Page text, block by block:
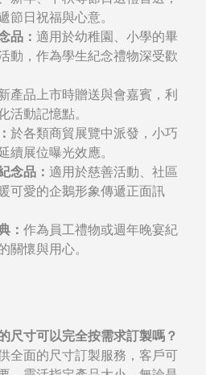
日祝福與心意。
品： 適用於幼稚園、小學的畢
動，作為學生紀念禮物深受歡
產品上市時贈送與會嘉賓，利
活動記憶點。
於各類商貿展覽中派發，小巧
展位曝光效應。
念品： 適用於慈善活動、社區
可愛的企鵝形象傳遞正面訊
： 作為員工禮物或週年晚宴紀
懷與用心。
尺寸可以完全按需求訂製嗎？
全面的尺寸訂製服務，客戶可